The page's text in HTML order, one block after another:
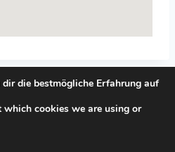
Coaching.de
die bestmögliche Erfahrung auf
cookies we are using or